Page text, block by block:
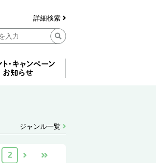
詳細検索
ジャンル一覧
2